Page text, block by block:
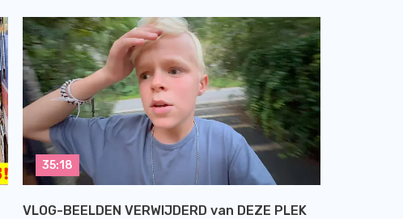
VLOG-BEELDEN VERWIJDERD van DEZE PLEK
35:18